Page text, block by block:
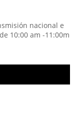
nacional e
10:00 am -11:00m